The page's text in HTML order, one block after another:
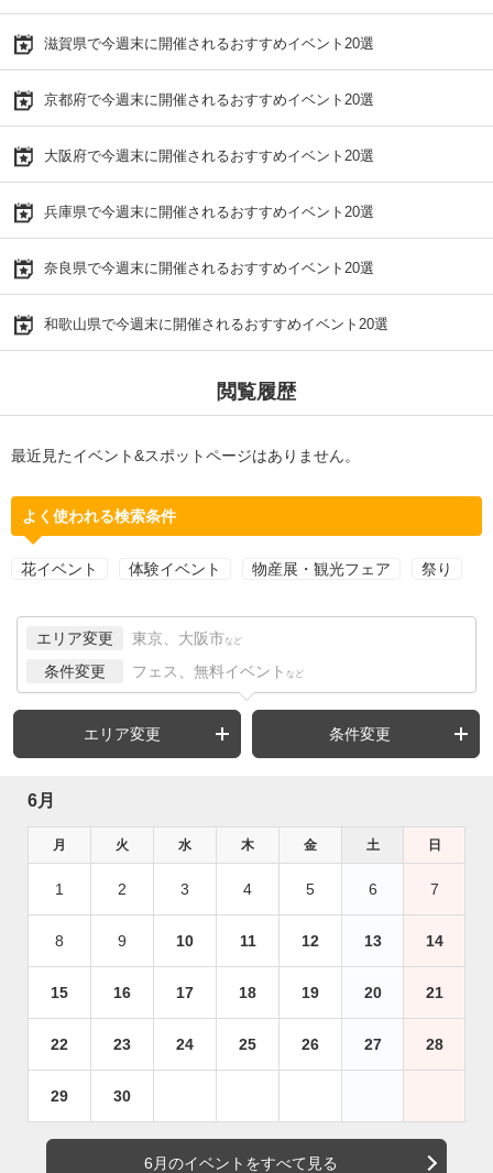
滋賀県で今週末に開催されるおすすめイベント20選
京都府で今週末に開催されるおすすめイベント20選
大阪府で今週末に開催されるおすすめイベント20選
兵庫県で今週末に開催されるおすすめイベント20選
奈良県で今週末に開催されるおすすめイベント20選
和歌山県で今週末に開催されるおすすめイベント20選
閲覧履歴
最近見たイベント&スポットページはありません。
よく使われる検索条件
花イベント 体験イベント 物産展・観光フェア 祭り
エリア変更 東京、大阪市 など
条件変更 フェス、無料イベント など
エリア変更 条件変更
6月
月 火 水 木 金 土 日
1 2 3 4 5 6 7
8 9 10 11 12 13 14
15 16 17 18 19 20 21
22 23 24 25 26 27 28
29 30
6月のイベントをすべて見る